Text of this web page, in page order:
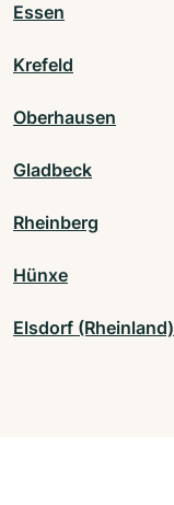
Essen
Krefeld
Oberhausen
Gladbeck
Rheinberg
Hünxe
Elsdorf (Rheinland)